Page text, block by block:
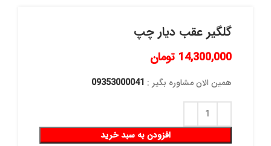
گلگیر عقب دیار چپ
14,300,000 تومان
همین الان مشاوره بگیر : 09353000041
افزودن به سبد خرید